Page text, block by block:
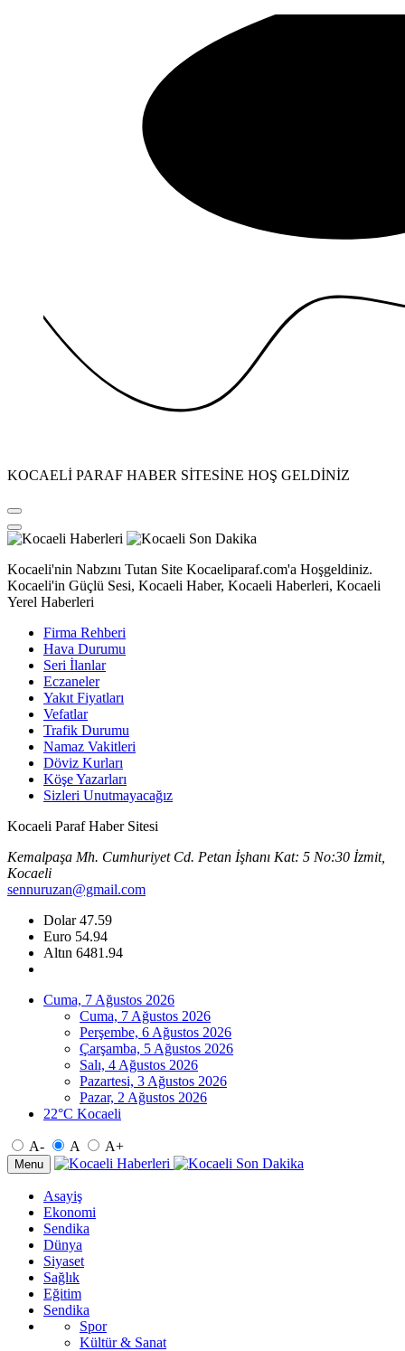
KOCAELİ PARAF HABER SİTESİNE HOŞ GELDİNİZ
Kocaeli'nin Nabzını Tutan Site Kocaeliparaf.com'a Hoşgeldiniz.
Kocaeli'in Güçlü Sesi, Kocaeli Haber, Kocaeli Haberleri, Kocaeli
Yerel Haberleri
Firma Rehberi
Hava Durumu
Seri İlanlar
Eczaneler
Yakıt Fiyatları
Vefatlar
Trafik Durumu
Namaz Vakitleri
Döviz Kurları
Köşe Yazarları
Sizleri Unutmayacağız
Kocaeli Paraf Haber Sitesi
Kemalpaşa Mh. Cumhuriyet Cd. Petan İşhanı Kat: 5 No:30 İzmit,
Kocaeli
sennuruzan@gmail.com
Dolar47.59
Euro 54.94
Altın 6481.94
Cuma, 7 Ağustos 2026
Cuma, 7 Ağustos 2026
Perşembe, 6 Ağustos 2026
Çarşamba, 5 Ağustos 2026
Salı, 4 Ağustos 2026
Pazartesi, 3 Ağustos 2026
Pazar, 2 Ağustos 2026
22°C Kocaeli
A- A A+
Menu
Asayiş
Ekonomi
Sendika
Dünya
Siyaset
Sağlık
Eğitim
Sendika
Spor
Kültür & Sanat